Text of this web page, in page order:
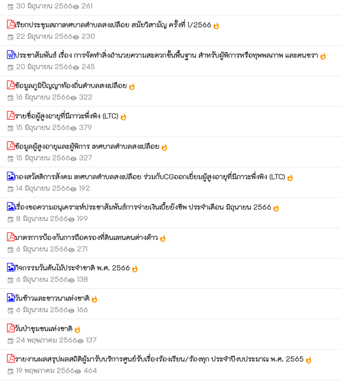
event 30 มิถุนายน 2566visibility 261
เรียกประชุมสภาเทศบาลตำบลสงเปลือย สมัยวิสามัญ ครั้งที่ 1/2566 whatshot
event 22 มิถุนายน 2566visibility 230
ประชาสัมพันธ์ เรื่อง การจัดทำสิ่งอำนวยความสะดวกขั้นพื้นฐาน สำหรับผู้พิการหรือทุพพลภาพ และคนชรา whatshot
event 20 มิถุนายน 2566visibility 245
ข้อมูลภูมิปัญญาท้องถิ่นตำบลสงเปลือย whatshot
event 16 มิถุนายน 2566visibility 322
รายชื่อผู้สูงอายุที่มีภาวะพึ่งพิง (LTC) whatshot
event 15 มิถุนายน 2566visibility 379
ข้อมูลผู้สูงอายุและผู้พิการ เทศบาลตำบลสงเปลือย whatshot
event 15 มิถุนายน 2566visibility 327
กองสวัสดิการสังคม เทศบาลตำบลสงเปลือย ร่วมกับCGออกเยี่ยมผู้สูงอายุที่มีภาวะพึ่งพิง (LTC) whatshot
event 14 มิถุนายน 2566visibility 192
เรื่องขอความอนุเคราะห์ประชาสัมพันธ์การจ่ายเงินเบี้ยยังชีพ ประจำเดือน มิถุนายน 2566 whatshot
event 8 มิถุนายน 2566visibility 199
มาตรการป้องกันการถือครองที่ดินแทนคนต่างด้าว whatshot
event 6 มิถุนายน 2566visibility 271
กิจกรรมวันต้นไม้ประจำชาติ พ.ศ. 2566 whatshot
event 6 มิถุนายน 2566visibility 138
วันข้าวและชาวนาแห่งชาติ whatshot
event 6 มิถุนายน 2566visibility 166
วันป่าชุมชนแห่งชาติ whatshot
event 24 พฤษภาคม 2566visibility 137
รายงานผลสรุปผลสถิติผู้มารับบริการศูนย์รับเรื่องร้องเรียน/ร้องทุก ประจำปีงบประมาณ พ.ศ. 2565 whatshot
event 19 พฤษภาคม 2566visibility 464